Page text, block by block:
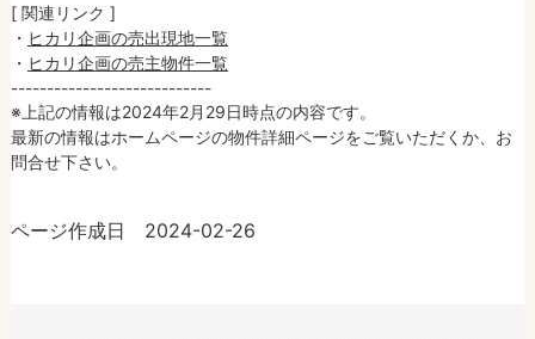
[ 関連リンク ]
・ ヒカリ企画の売出現地一覧
・ ヒカリ企画の売主物件一覧
----------------------------
※上記の情報は2024年2月29日時点の内容です。
最新の情報はホームページの物件詳細ページをご覧いただくか、お
問合せ下さい。
ページ作成日 2024-02-26